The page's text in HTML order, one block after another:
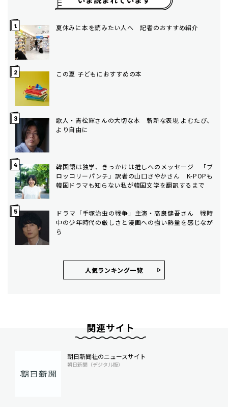
夏休みに本を読みたい人へ 記者のおすすめ紹介
この夏 子どもにおすすめの本
歌人・青松輝さんの大切な本 斬新な表現 よむたび、
より自由に
韓国語は独学、きっかけは推しへのメッセージ 「ブ
ロッコリーパンチ」訳者の山口さやかさん K-POPも
韓国ドラマも知らない私が韓国文学を翻訳するまで
ドラマ「手塚治虫の戦争」主演・高良健吾さん 戦時
中の少年時代の厳しさと漫画への強い熱量を感じなが
ら
人気ランキング⼀覧
関連サイト
朝日新聞社のニュースサイト
朝日新聞（デジタル版）